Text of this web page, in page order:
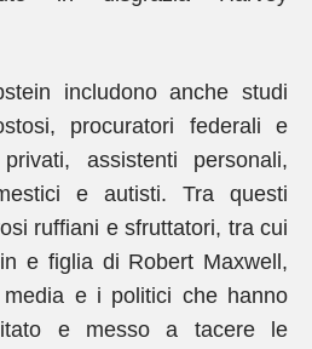
includono anche studi
procuratori federali e
assistenti personali,
e autisti. Tra questi
ruffiani e sfruttatori, tra cui
e figlia di Robert Maxwell,
e i politici che hanno
e messo a tacere le